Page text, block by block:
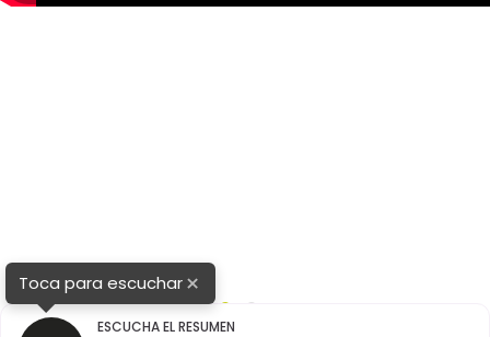
Toca para escuchar×
ESCUCHA EL RESUMEN